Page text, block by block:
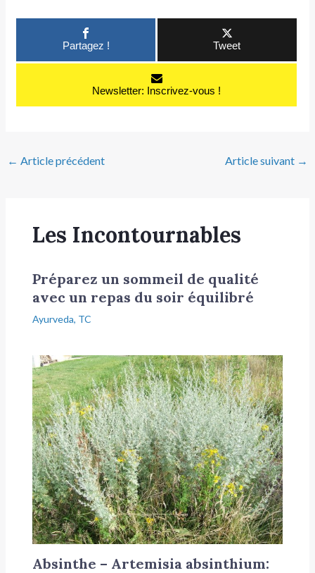
Partagez ! Tweet
Newsletter: Inscrivez-vous !
← Article précédent Article suivant →
Les Incontournables
Préparez un sommeil de qualité
avec un repas du soir équilibré
Ayurveda, TC
Absinthe – Artemisia absinthium: